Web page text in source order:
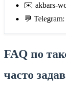
✉️ akbars-
💬 Telegram:
FAQ по
часто